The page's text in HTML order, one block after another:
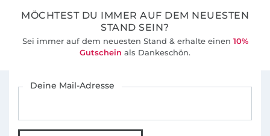
MÖCHTEST DU IMMER AUF DEM NEUESTEN
STAND SEIN?
Sei immer auf dem neuesten Stand & erhalte einen 10%
Gutschein als Dankeschön.
Deine Mail-Adresse